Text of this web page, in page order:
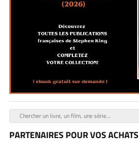
PARTENAIRES POUR VOS ACHATS